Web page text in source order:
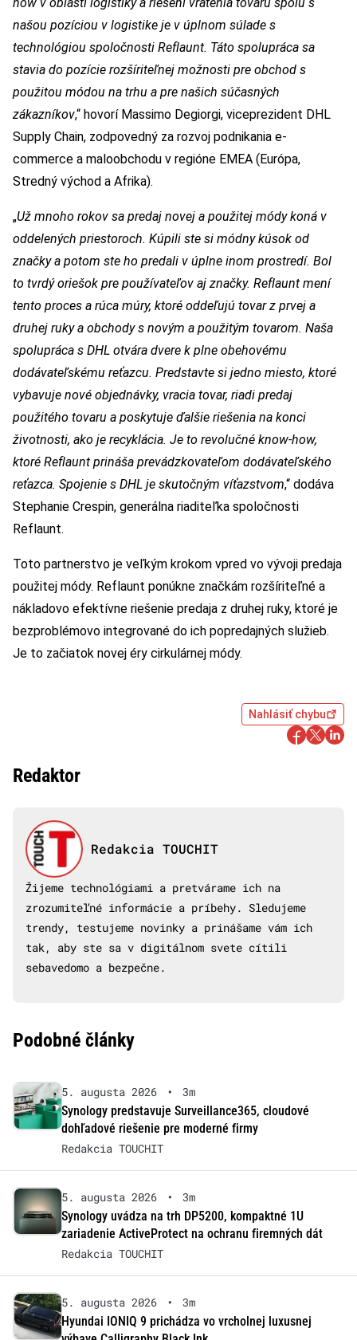
how v oblasti logistiky a riešení vrátenia tovaru spolu s
našou pozíciou v logistike je v úplnom súlade s
technológiou spoločnosti Reflaunt. Táto spolupráca sa
stavia do pozície rozšíriteľnej možnosti pre obchod s
použitou módou na trhu a pre našich súčasných
zákazníkov,“ hovorí Massimo Degiorgi, viceprezident DHL
Supply Chain, zodpovedný za rozvoj podnikania e-
commerce a maloobchodu v regióne EMEA (Európa,
Stredný východ a Afrika).
„Už mnoho rokov sa predaj novej a použitej módy koná v
oddelených priestoroch. Kúpili ste si módny kúsok od
značky a potom ste ho predali v úplne inom prostredí. Bol
to tvrdý oriešok pre používateľov aj značky. Reflaunt mení
tento proces a rúca múry, ktoré oddeľujú tovar z prvej a
druhej ruky a obchody s novým a použitým tovarom. Naša
spolupráca s DHL otvára dvere k plne obehovému
dodávateľskému reťazcu. Predstavte si jedno miesto, ktoré
vybavuje nové objednávky, vracia tovar, riadi predaj
použitého tovaru a poskytuje ďalšie riešenia na konci
životnosti, ako je recyklácia. Je to revolučné know-how,
ktoré Reflaunt prináša prevádzkovateľom dodávateľského
reťazca. Spojenie s DHL je skutočným víťazstvom,“ dodáva
Stephanie Crespin, generálna riaditeľka spoločnosti
Reflaunt.
Toto partnerstvo je veľkým krokom vpred vo vývoji predaja
použitej módy. Reflaunt ponúkne značkám rozšíriteľné a
nákladovo efektívne riešenie predaja z druhej ruky, ktoré je
bezproblémovo integrované do ich popredajných služieb.
Je to začiatok novej éry cirkulárnej módy.
Nahlásiť chybu
Redaktor
Redakcia TOUCHIT
Žijeme technológiami a pretvárame ich na
zrozumiteľné informácie a príbehy. Sledujeme
trendy, testujeme novinky a prinášame vám ich
tak, aby ste sa v digitálnom svete cítili
sebavedomo a bezpečne.
Podobné články
5. augusta 2026 •
3m
Synology predstavuje Surveillance365, cloudové
dohľadové riešenie pre moderné firmy
Redakcia TOUCHIT
5. augusta 2026 •
3m
Synology uvádza na trh DP5200, kompaktné 1U
zariadenie ActiveProtect na ochranu firemných dát
Redakcia TOUCHIT
5. augusta 2026 •
3m
Hyundai IONIQ 9 prichádza vo vrcholnej luxusnej